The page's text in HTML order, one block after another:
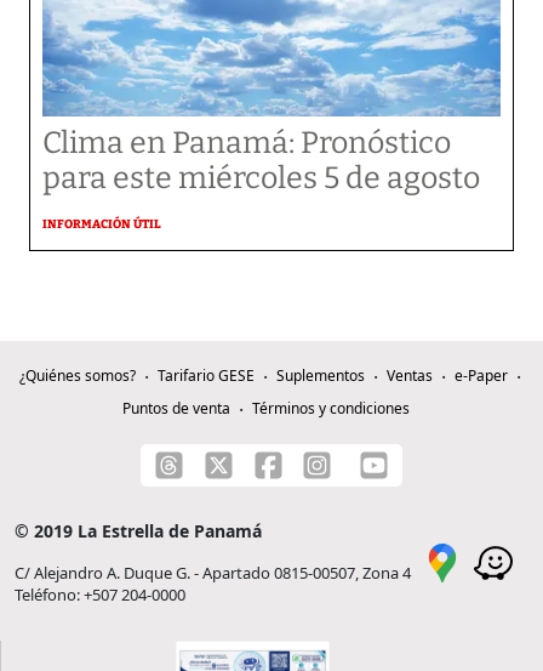
Clima en Panamá: Pronóstico
para este miércoles 5 de agosto
INFORMACIÓN ÚTIL
¿Quiénes somos? Tarifario GESE Suplementos Ventas
e-Paper
Puntos de venta
Términos y condiciones
© 2019 La Estrella de Panamá
C/ Alejandro A. Duque G. - Apartado 0815-00507, Zona 4
Teléfono: +507 204-0000